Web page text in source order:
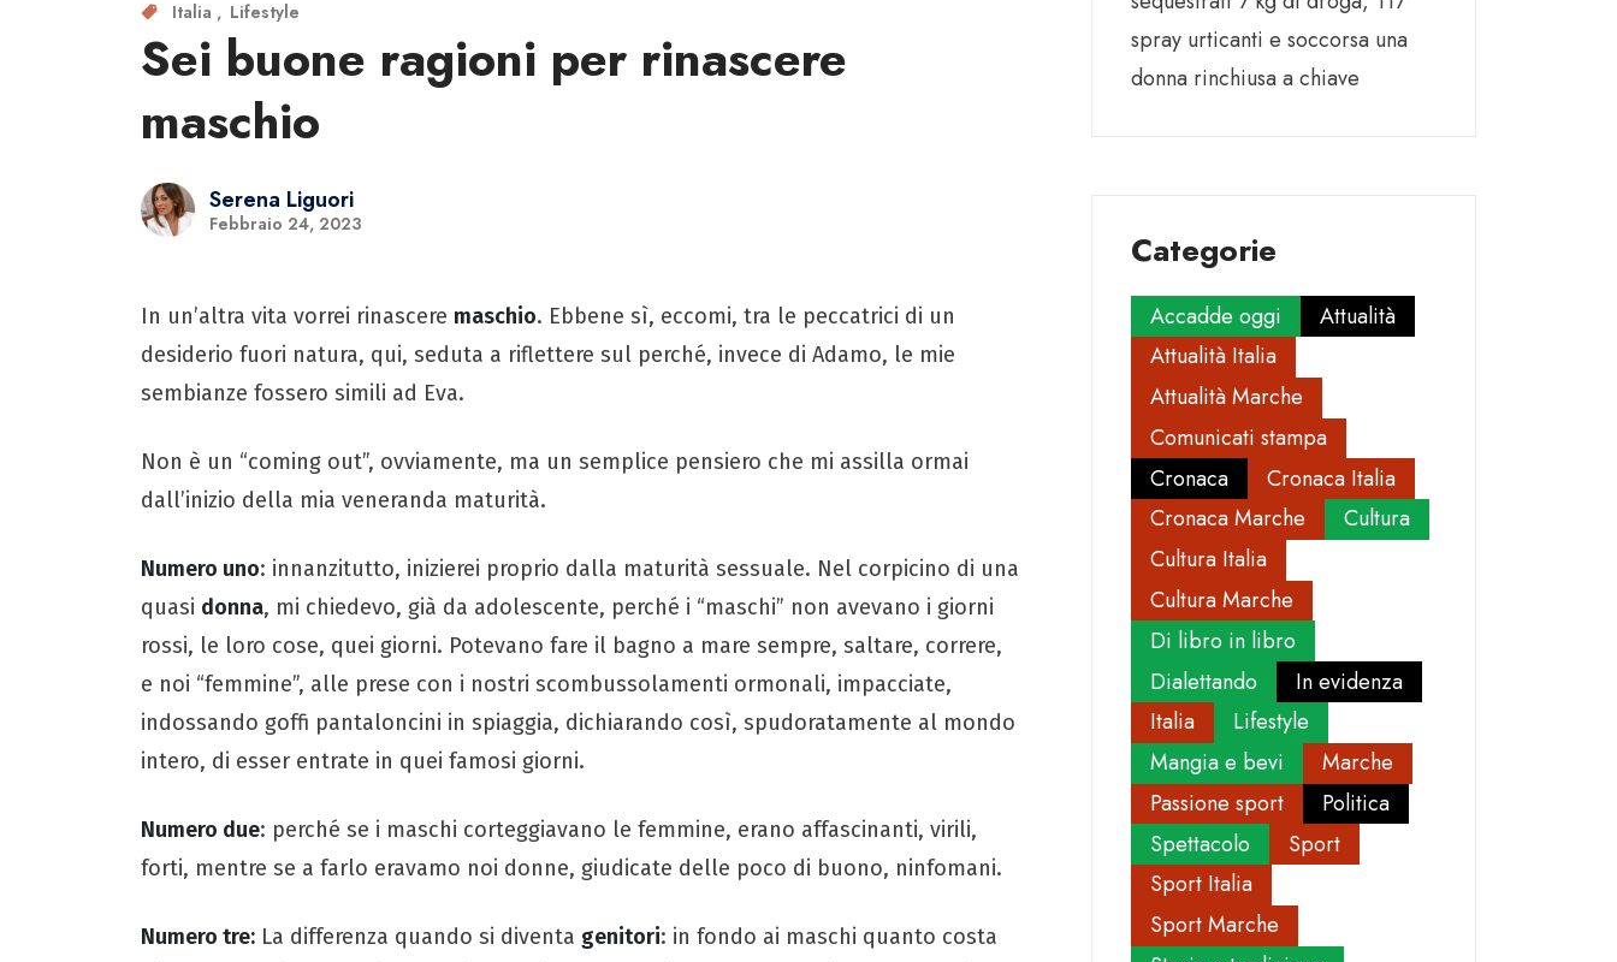
Italia Lifestyle
Sei buone ragioni per rinascere
maschio
Serena Liguori
Febbraio 24, 2023
In un’altra vita vorrei rinascere maschio. Ebbene sì, eccomi, tra le peccatrici di un
desiderio fuori natura, qui, seduta a riflettere sul perché, invece di Adamo, le mie
sembianze fossero simili ad Eva.
Non è un “coming out”, ovviamente, ma un semplice pensiero che mi assilla ormai
dall’inizio della mia veneranda maturità.
Numero uno: innanzitutto, inizierei proprio dalla maturità sessuale. Nel corpicino di una
quasi donna, mi chiedevo, già da adolescente, perché i “maschi” non avevano i giorni
rossi, le loro cose, quei giorni. Potevano fare il bagno a mare sempre, saltare, correre,
e noi “femmine”, alle prese con i nostri scombussolamenti ormonali, impacciate,
indossando goffi pantaloncini in spiaggia, dichiarando così, spudoratamente al mondo
intero, di esser entrate in quei famosi giorni.
Numero due: perché se i maschi corteggiavano le femmine, erano affascinanti, virili,
forti, mentre se a farlo eravamo noi donne, giudicate delle poco di buono, ninfomani.
Numero tre: La differenza quando si diventa genitori: in fondo ai maschi quanto costa
spray urticanti e soccorsa una
donna rinchiusa a chiave
Categorie
Accadde oggi
Attualità
Attualità Italia
Attualità Marche
Comunicati stampa
Cronaca
Cronaca Italia
Cronaca Marche
Cultura
Cultura Italia
Cultura Marche
Di libro in libro
Dialettando
In evidenza
Italia
Lifestyle
Mangia e bevi
Marche
Passione sport
Politica
Spettacolo
Sport
Sport Italia
Sport Marche